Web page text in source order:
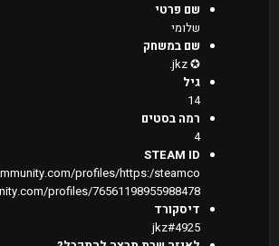
שם פרטי
שלומי
שם במשחק
✪ jkz.
גיל
14
רמה בסטים
4
STEAM ID
profiles/https:/steamco
profiles/76561198955988478
דיסקורד
jkz#4925